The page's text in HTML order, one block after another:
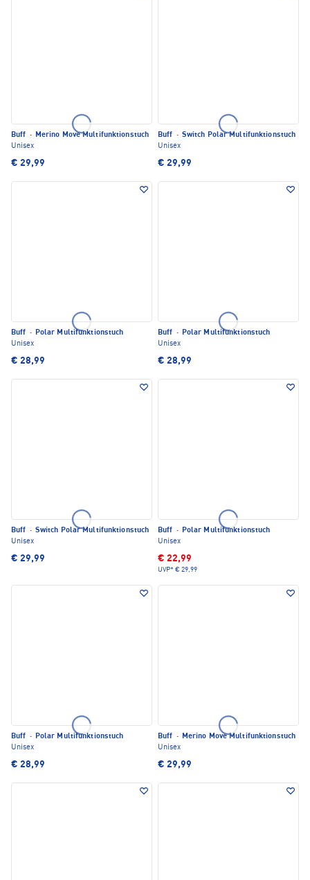
Buff · Merino Move Multifunktionstuch
Unisex
€ 29,99
Buff · Switch Polar Multifunktionstuch
Unisex
€ 29,99
Buff · Polar Multifunktionstuch
Unisex
€ 28,99
Buff · Polar Multifunktionstuch
Unisex
€ 28,99
Buff · Switch Polar Multifunktionstuch
Unisex
€ 29,99
Buff · Polar Multifunktionstuch
Unisex
€ 22,99
UVP* € 29,99
Buff · Polar Multifunktionstuch
Unisex
€ 28,99
Buff · Merino Move Multifunktionstuch
Unisex
€ 29,99